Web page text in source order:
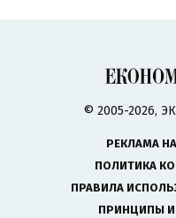
© 2005-2026,
РЕКЛАМА
ПОЛИТИКА
ПРАВИЛА
ПРИНЦИПЫ И